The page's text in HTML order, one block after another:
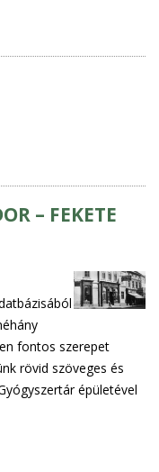
– FEKETE
fontos szerepet
rövid szöveges és
épületével